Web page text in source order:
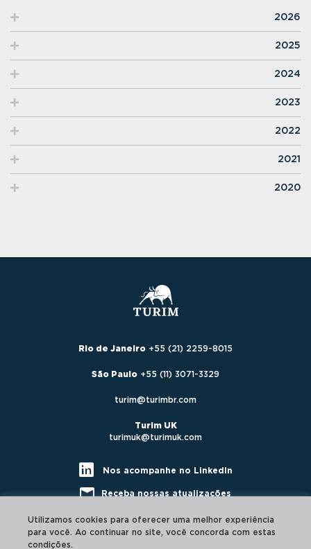
2026
2025
2024
2023
2022
2021
2020
Rio de Janeiro +55 (21) 2259-8015
São Paulo +55 (11) 3071-3329
turim@turimbr.com
Turim UK
turimuk@turimuk.com
Nos acompanhe no LinkedIn
Receba nossas atualizações
Utilizamos cookies para oferecer uma melhor experiência
para você. Ao continuar no site, você concorda com estas
condições.